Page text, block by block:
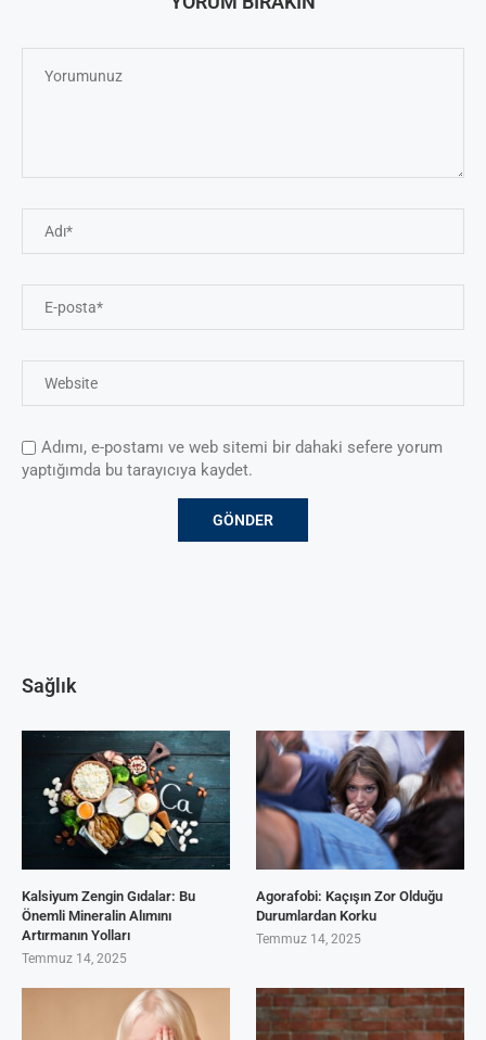
Adımı, e-postamı ve web sitemi bir dahaki sefere yorum
yaptığımda bu tarayıcıya kaydet.
Sağlık
Kalsiyum Zengin Gıdalar: Bu
Önemli Mineralin Alımını
Artırmanın Yolları
Temmuz 14, 2025
Agorafobi: Kaçışın Zor Olduğu
Durumlardan Korku
Temmuz 14, 2025